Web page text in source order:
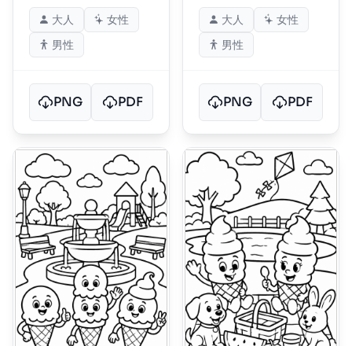
大人
女性
男性
PNG PDF
大人
女性
男性
PNG PDF